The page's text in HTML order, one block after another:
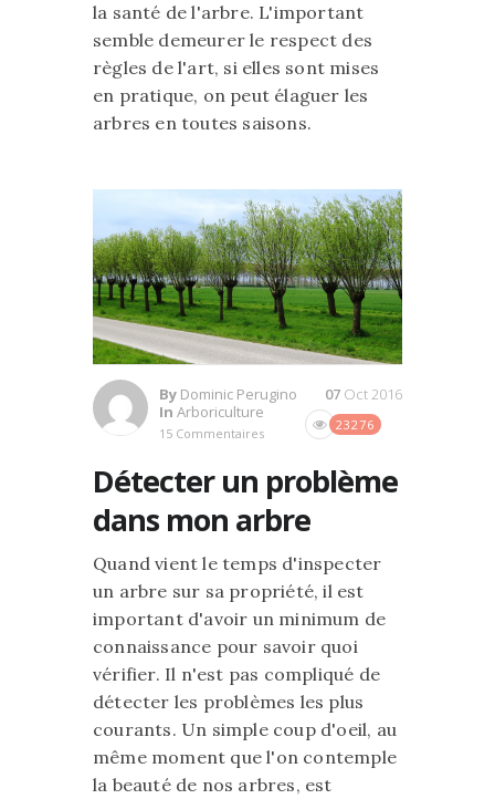
la santé de l'arbre. L'important
semble demeurer le respect des
règles de l'art, si elles sont mises
en pratique, on peut élaguer les
arbres en toutes saisons.
By Dominic Perugino
In Arboriculture
15 Commentaires
23276
07 Oct 2016
Détecter un problème
dans mon arbre
Quand vient le temps d'inspecter
un arbre sur sa propriété, il est
important d'avoir un minimum de
connaissance pour savoir quoi
vérifier. Il n'est pas compliqué de
détecter les problèmes les plus
courants. Un simple coup d'oeil, au
même moment que l'on contemple
la beauté de nos arbres, est